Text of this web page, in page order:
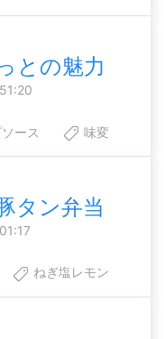
との魅力
ース 味変
タン弁当
ねぎ塩レモン